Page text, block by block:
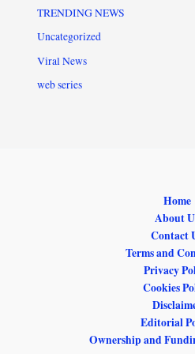
TRENDING NEWS
Uncategorized
Viral News
web series
Home
About
Contact
Terms and
Privacy
Cookies
Editorial
Ownership and